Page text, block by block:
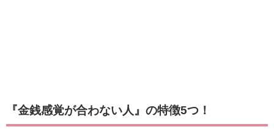
『金銭感覚が合わない人』の特徴5つ！